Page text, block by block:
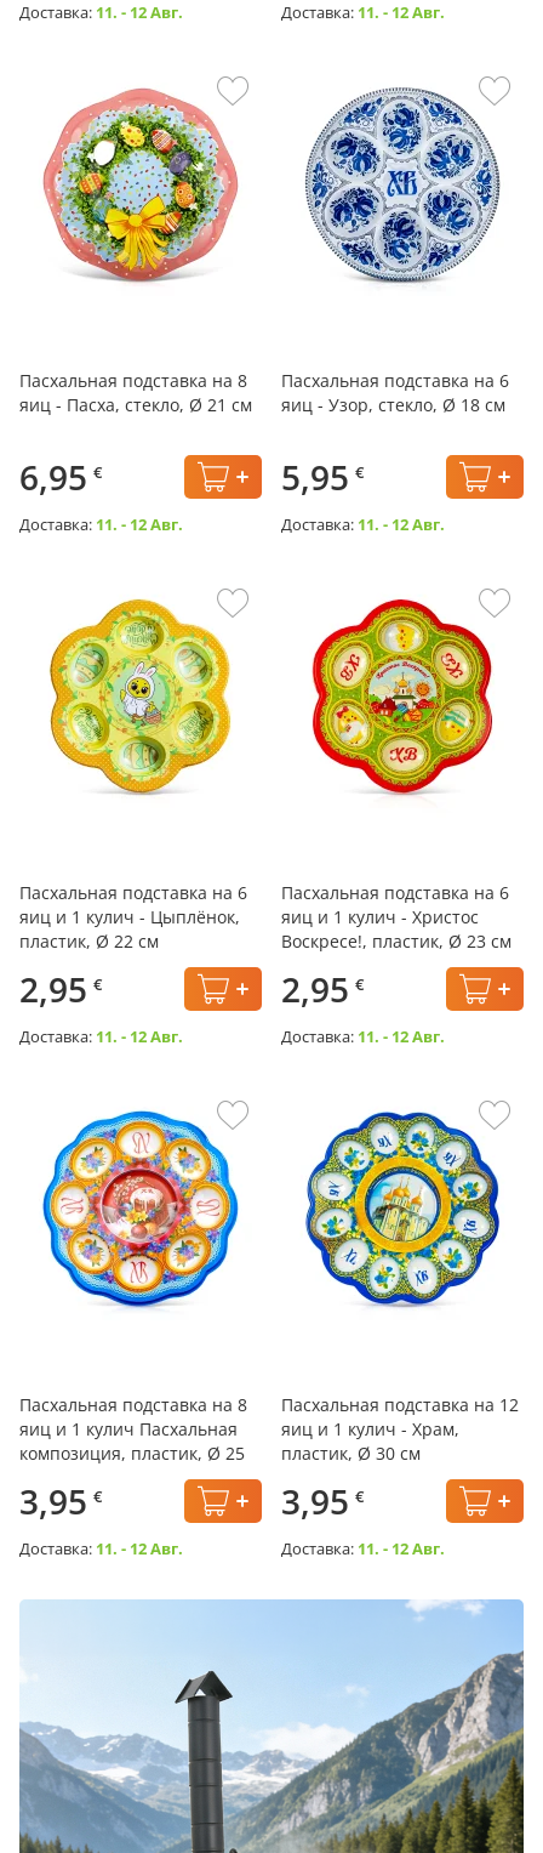
Доставка: 11. - 12 Авг. Доставка: 11. - 12 Авг.
Пасхальная подставка на 8
яиц - Пасха, стекло, Ø 21 см
6,95 €
Доставка: 11. - 12 Авг.
Пасхальная подставка на 6
яиц - Узор, стекло, Ø 18 см
5,95 €
Доставка: 11. - 12 Авг.
Пасхальная подставка на 6
яиц и 1 кулич - Цыплёнок,
пластик, Ø 22 см
2,95 €
Доставка: 11. - 12 Авг.
Пасхальная подставка на 6
яиц и 1 кулич - Христос
Воскресе!, пластик, Ø 23 см
2,95 €
Доставка: 11. - 12 Авг.
Пасхальная подставка на 8
яиц и 1 кулич Пасхальная
композиция, пластик, Ø 25
3,95 €
Доставка: 11. - 12 Авг.
Пасхальная подставка на 12
яиц и 1 кулич - Храм,
пластик, Ø 30 см
3,95 €
Доставка: 11. - 12 Авг.